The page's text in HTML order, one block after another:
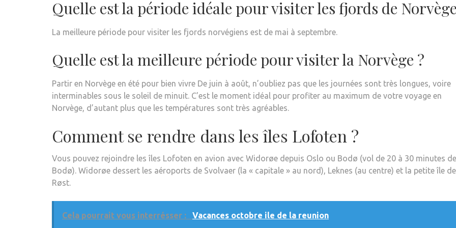
Quelle est la période idéale pour visiter les fjords de
La meilleure période pour visiter les fjords norvégiens est de mai à septembre.
Quelle est la meilleure période pour visiter la Norvège ?
Partir en Norvège en été pour bien vivre De juin à août, n’oubliez pas que les journées sont très longues, voire
interminables sous le soleil de minuit. C’est le moment idéal pour profiter au maximum de votre voyage en
Norvège, d’autant plus que les températures sont très agréables.
Comment se rendre dans les îles Lofoten ?
Vous pouvez rejoindre les îles Lofoten en avion avec Widorøe depuis Oslo ou Bodø (vol de 20 à 30 minutes
Bodø). Widorøe dessert les aéroports de Svolvaer (la « capitale » au nord), Leknes (au centre) et la petite île de
Røst.
Cela pourrait vous interrésser : Vacances octobre ile de la reunion